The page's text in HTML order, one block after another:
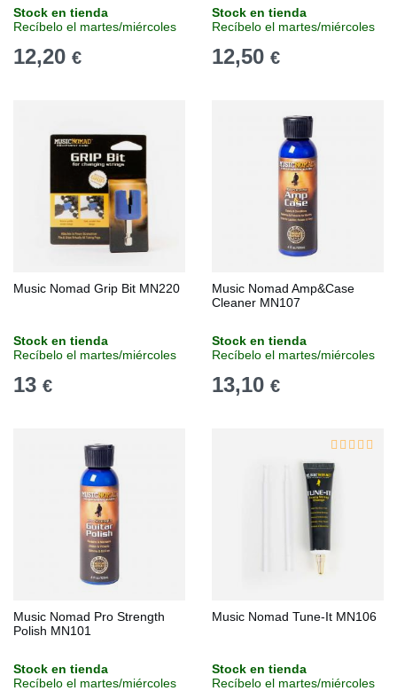
Stock en tienda
Recíbelo el martes/miércoles
12,20 €
Stock en tienda
Recíbelo el martes/miércoles
12,50 €
Music Nomad Grip Bit MN220
Stock en tienda
Recíbelo el martes/miércoles
13 €
Music Nomad Amp&Case
Cleaner MN107
Stock en tienda
Recíbelo el martes/miércoles
13,10 €
Music Nomad Pro Strength
Polish MN101
Stock en tienda
Recíbelo el martes/miércoles
Music Nomad Tune-It MN106
Stock en tienda
Recíbelo el martes/miércoles